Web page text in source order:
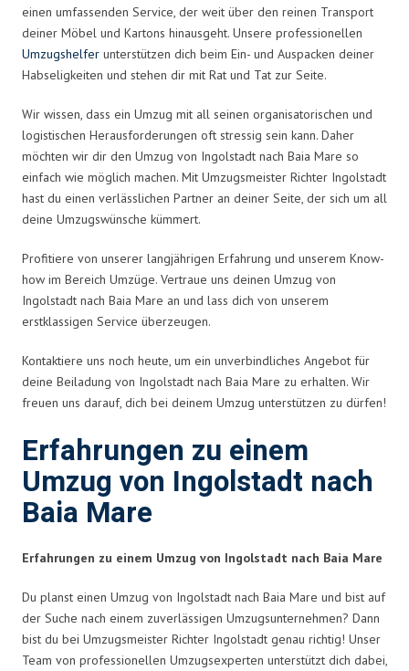
einen umfassenden Service, der weit über den reinen Transport
deiner Möbel und Kartons hinausgeht. Unsere professionellen
Umzugshelfer unterstützen dich beim Ein- und Auspacken deiner
Habseligkeiten und stehen dir mit Rat und Tat zur Seite.
Wir wissen, dass ein Umzug mit all seinen organisatorischen und
logistischen Herausforderungen oft stressig sein kann. Daher
möchten wir dir den Umzug von Ingolstadt nach Baia Mare so
einfach wie möglich machen. Mit Umzugsmeister Richter Ingolstadt
hast du einen verlässlichen Partner an deiner Seite, der sich um all
deine Umzugswünsche kümmert.
Profitiere von unserer langjährigen Erfahrung und unserem Know-
how im Bereich Umzüge. Vertraue uns deinen Umzug von
Ingolstadt nach Baia Mare an und lass dich von unserem
erstklassigen Service überzeugen.
Kontaktiere uns noch heute, um ein unverbindliches Angebot für
deine Beiladung von Ingolstadt nach Baia Mare zu erhalten. Wir
freuen uns darauf, dich bei deinem Umzug unterstützen zu dürfen!
Erfahrungen zu einem
Umzug von Ingolstadt nach
Baia Mare
Erfahrungen zu einem Umzug von Ingolstadt nach Baia Mare
Du planst einen Umzug von Ingolstadt nach Baia Mare und bist auf
der Suche nach einem zuverlässigen Umzugsunternehmen? Dann
bist du bei Umzugsmeister Richter Ingolstadt genau richtig! Unser
Team von professionellen Umzugsexperten unterstützt dich dabei,